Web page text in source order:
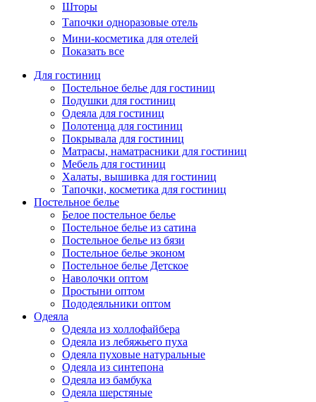
Шторы
Тапочки одноразовые отель
Мини-косметика для отелей
Показать все
Для гостиниц
Постельное белье для гостиниц
Подушки для гостиниц
Одеяла для гостиниц
Полотенца для гостиниц
Покрывала для гостиниц
Матрасы, наматрасники для гостиниц
Мебель для гостиниц
Халаты, вышивка для гостиниц
Тапочки, косметика для гостиниц
Постельное белье
Белое постельное белье
Постельное белье из сатина
Постельное белье из бязи
Постельное белье эконом
Постельное белье Детское
Наволочки оптом
Простыни оптом
Пододеяльники оптом
Одеяла
Одеяла из холлофайбера
Одеяла из лебяжьего пуха
Одеяла пуховые натуральные
Одеяла из синтепона
Одеяла из бамбука
Одеяла шерстяные